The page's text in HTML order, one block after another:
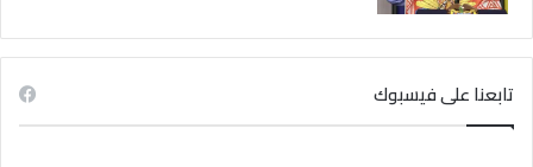
تابعنا على فيسبوك